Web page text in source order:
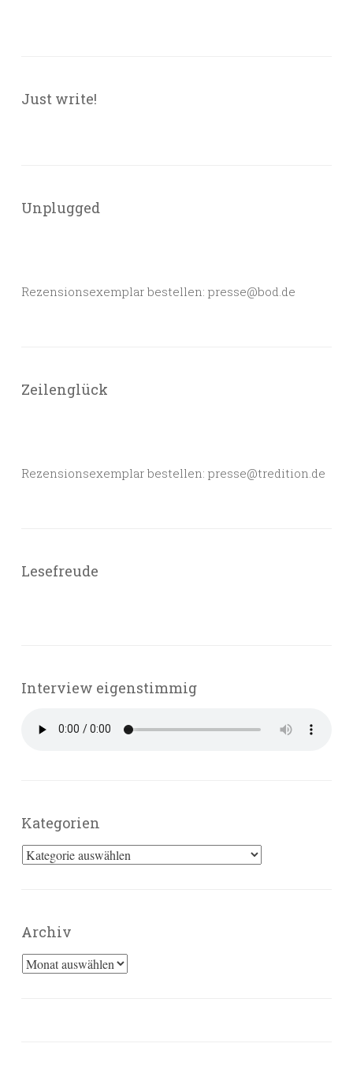
Just write!
Unplugged
Rezensionsexemplar bestellen: presse@bod.de
Zeilenglück
Rezensionsexemplar bestellen: presse@tredition.de
Lesefreude
Interview eigenstimmig
Kategorien
Kategorien
Archiv
Archiv